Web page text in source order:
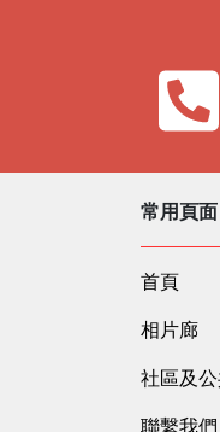
常用頁面
首頁
相片廊
社區及
聯繫我們